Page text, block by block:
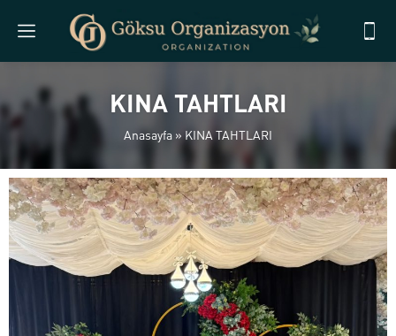
KINA TAHTLARI
Anasayfa » KINA TAHTLARI